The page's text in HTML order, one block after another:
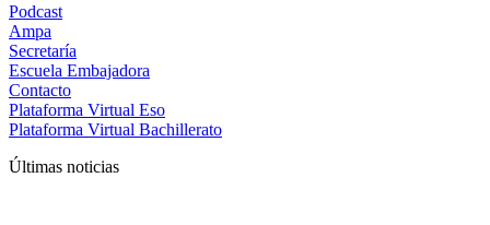
Podcast
Ampa
Secretaría
Escuela Embajadora
Contacto
Plataforma Virtual Eso
Plataforma Virtual Bachillerato
Últimas noticias